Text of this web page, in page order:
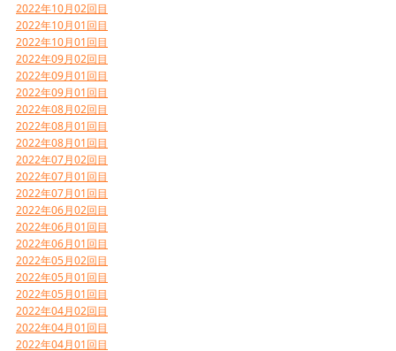
2022年10月02回目
2022年10月01回目
2022年10月01回目
2022年09月02回目
2022年09月01回目
2022年09月01回目
2022年08月02回目
2022年08月01回目
2022年08月01回目
2022年07月02回目
2022年07月01回目
2022年07月01回目
2022年06月02回目
2022年06月01回目
2022年06月01回目
2022年05月02回目
2022年05月01回目
2022年05月01回目
2022年04月02回目
2022年04月01回目
2022年04月01回目